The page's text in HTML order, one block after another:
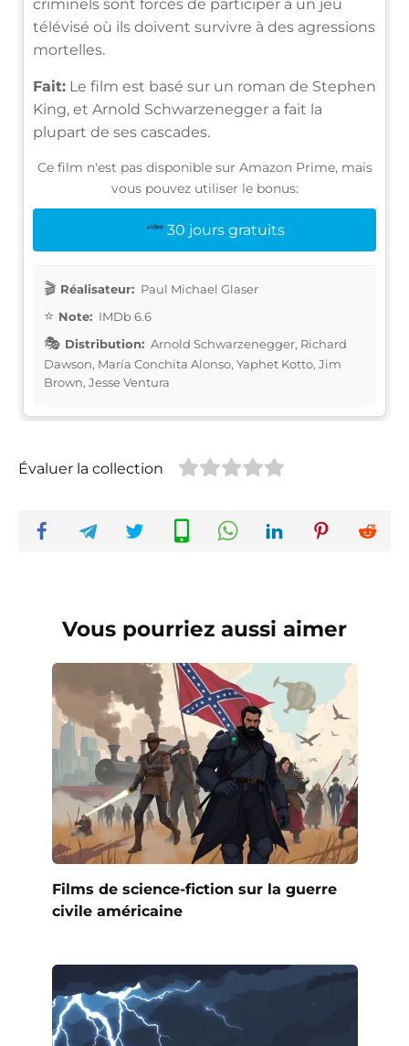
criminels sont forcés de participer à un jeu
télévisé où ils doivent survivre à des agressions
mortelles.
Fait: Le film est basé sur un roman de Stephen
King, et Arnold Schwarzenegger a fait la
plupart de ses cascades.
Ce film n'est pas disponible sur Amazon Prime, mais
vous pouvez utiliser le bonus:
30 jours gratuits
Réalisateur: Paul Michael Glaser
Note: IMDb 6.6
Distribution: Arnold Schwarzenegger, Richard
Dawson, María Conchita Alonso, Yaphet Kotto, Jim
Brown, Jesse Ventura
Évaluer la collection
Vous pourriez aussi aimer
Films de science-fiction sur la guerre
civile américaine